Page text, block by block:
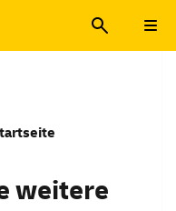
weitere